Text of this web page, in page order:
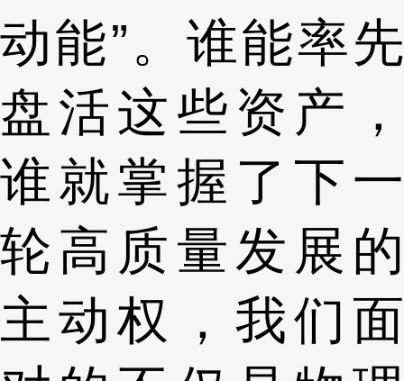
动能”。谁能率先
盘活这些资产，
谁就掌握了下一
轮高质量发展的
主动权，我们面